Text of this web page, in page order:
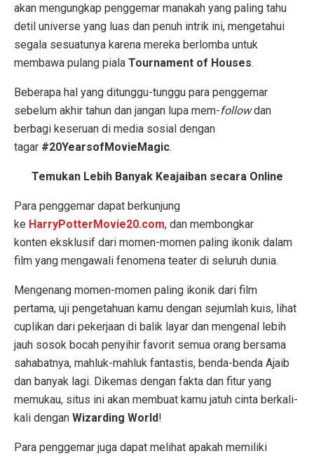
akan mengungkap penggemar manakah yang paling tahu
detil universe yang luas dan penuh intrik ini, mengetahui
segala sesuatunya karena mereka berlomba untuk
membawa pulang piala Tournament of Houses.
Beberapa hal yang ditunggu-tunggu para penggemar
sebelum akhir tahun dan jangan lupa mem-followdan
berbagi keseruan di media sosial dengan
tagar #20YearsofMovieMagic.
Temukan Lebih Banyak Keajaiban secara Online
Para penggemar dapat berkunjung
ke HarryPotterMovie20.com, dan membongkar
konten eksklusif dari momen-momen paling ikonik dalam
film yang mengawali fenomena teater di seluruh dunia.
Mengenang momen-momen paling ikonik dari film
pertama, uji pengetahuan kamu dengan sejumlah kuis, lihat
cuplikan dari pekerjaan di balik layar dan mengenal lebih
jauh sosok bocah penyihir favorit semua orang bersama
sahabatnya, mahluk-mahluk fantastis, benda-benda Ajaib
dan banyak lagi. Dikemas dengan fakta dan fitur yang
memukau, situs ini akan membuat kamu jatuh cinta berkali-
kali dengan Wizarding World!
Para penggemar juga dapat melihat apakah memiliki